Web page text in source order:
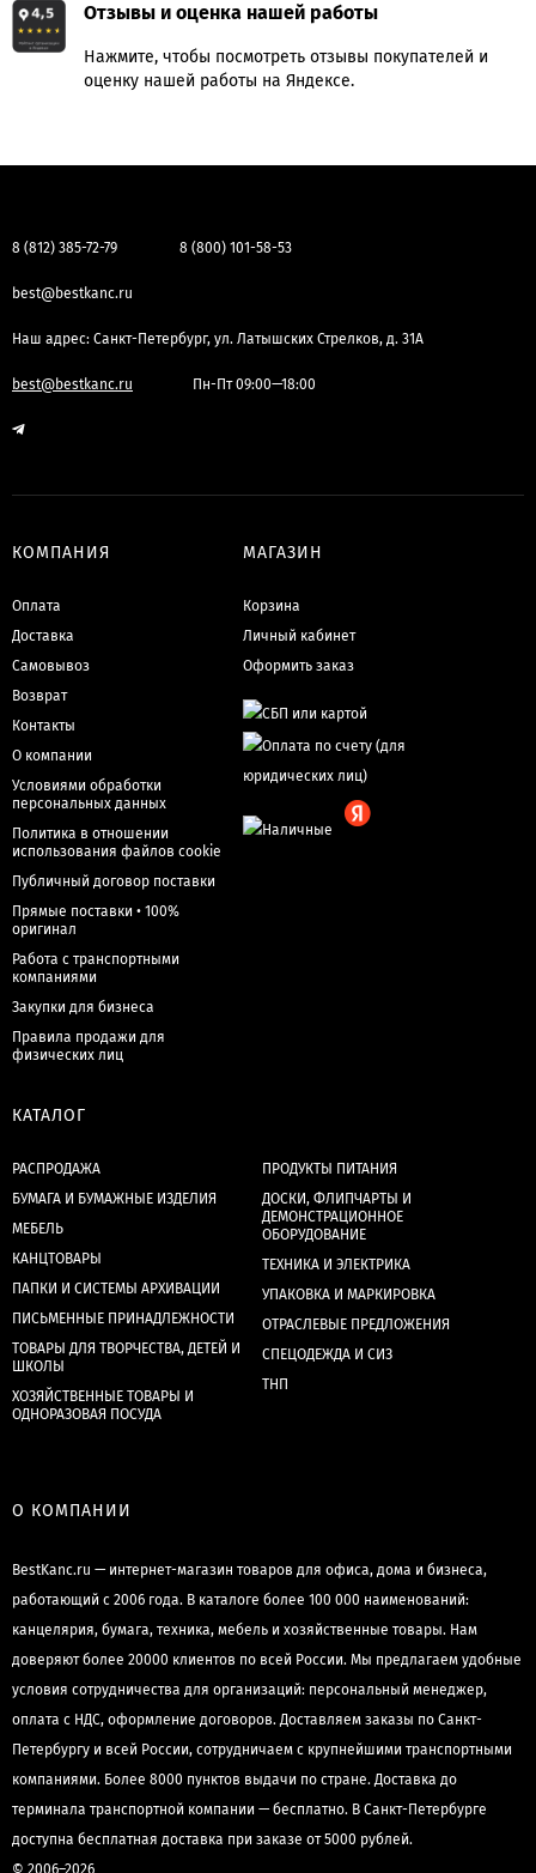
Отзывы и оценка нашей работы
Нажмите, чтобы посмотреть отзывы покупателей и
оценку нашей работы на Яндексе.
8 (812) 385-72-79 8 (800) 101-58-53
best@bestkanc.ru
Наш адрес: Санкт-Петербург, ул. Латышских Стрелков, д. 31А
best@bestkanc.ru Пн-Пт 09:00—18:00
КОМПАНИЯ
Оплата
Доставка
Самовывоз
Возврат
Контакты
О компании
Условиями обработки
персональных данных
Политика в отношении
использования файлов cookie
Публичный договор поставки
Прямые поставки • 100%
оригинал
Работа с транспортными
компаниями
Закупки для бизнеса
Правила продажи для
физических лиц
МАГАЗИН
Корзина
Личный кабинет
Оформить заказ
КАТАЛОГ
РАСПРОДАЖА
БУМАГА И БУМАЖНЫЕ ИЗДЕЛИЯ
МЕБЕЛЬ
КАНЦТОВАРЫ
ПАПКИ И СИСТЕМЫ АРХИВАЦИИ
ПИСЬМЕННЫЕ ПРИНАДЛЕЖНОСТИ
ТОВАРЫ ДЛЯ ТВОРЧЕСТВА, ДЕТЕЙ И
ШКОЛЫ
ХОЗЯЙСТВЕННЫЕ ТОВАРЫ И
ОДНОРАЗОВАЯ ПОСУДА
ПРОДУКТЫ ПИТАНИЯ
ДОСКИ, ФЛИПЧАРТЫ И
ДЕМОНСТРАЦИОННОЕ
ОБОРУДОВАНИЕ
ТЕХНИКА И ЭЛЕКТРИКА
УПАКОВКА И МАРКИРОВКА
ОТРАСЛЕВЫЕ ПРЕДЛОЖЕНИЯ
СПЕЦОДЕЖДА И СИЗ
ТНП
О КОМПАНИИ
BestKanc.ru — интернет-магазин товаров для офиса, дома и бизнеса,
работающий с 2006 года. В каталоге более 100 000 наименований:
канцелярия, бумага, техника, мебель и хозяйственные товары. Нам
доверяют более 20000 клиентов по всей России. Мы предлагаем удобные
условия сотрудничества для организаций: персональный менеджер,
оплата с НДС, оформление договоров. Доставляем заказы по Санкт-
Петербургу и всей России, сотрудничаем с крупнейшими транспортными
компаниями. Более 8000 пунктов выдачи по стране. Доставка до
терминала транспортной компании — бесплатно. В Санкт-Петербурге
доступна бесплатная доставка при заказе от 5000 рублей.
© 2006–2026